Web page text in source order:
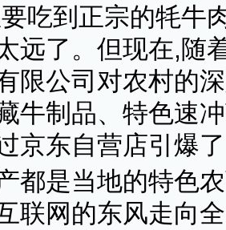
吃到正宗的牦牛
远了。但现在,随
限公司对农村的
牛制品、特色速
京东自营店引爆
都是当地的特色
联网的东风走向